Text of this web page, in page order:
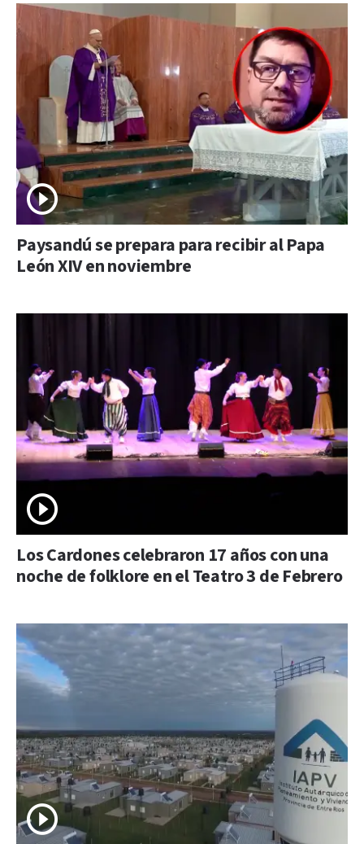
Paysandú se prepara para recibir al Papa
León XIV en noviembre
Los Cardones celebraron 17 años con una
noche de folklore en el Teatro 3 de Febrero